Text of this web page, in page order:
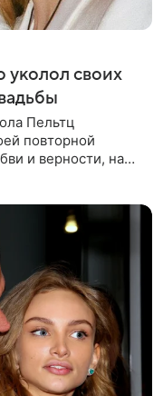
уколол своих
Пельтц
повторной
и верности, на